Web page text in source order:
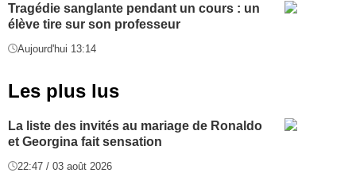
Tragédie sanglante pendant un cours : un
élève tire sur son professeur
Aujourd'hui 13:14
Les plus lus
La liste des invités au mariage de Ronaldo
et Georgina fait sensation
22:47 / 03 août 2026